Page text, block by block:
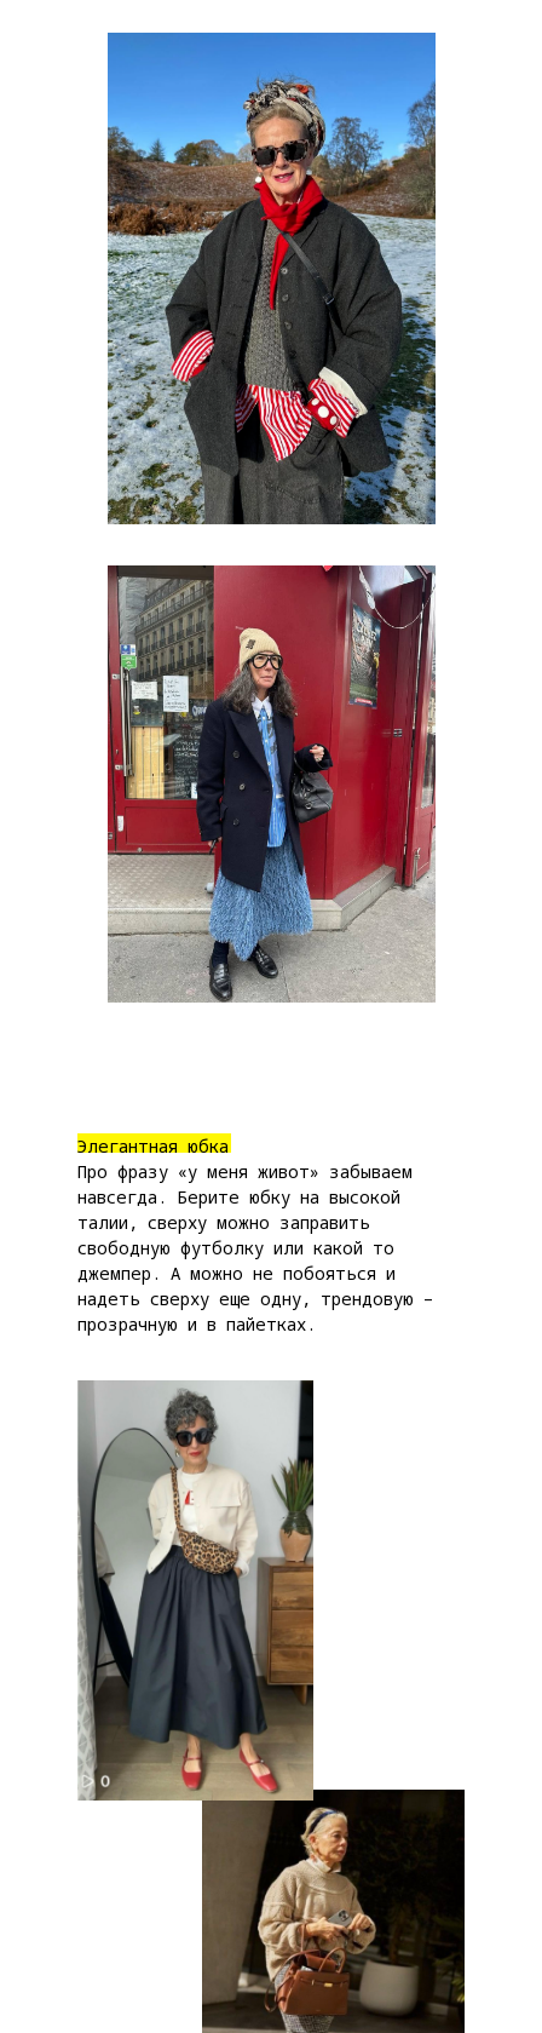
Элегантная юбка
Про фразу «у меня живот» забываем
навсегда. Берите юбку на высокой
талии, сверху можно заправить
свободную футболку или какой то
джемпер. А можно не побояться и
надеть сверху еще одну, трендовую –
прозрачную и в пайетках.